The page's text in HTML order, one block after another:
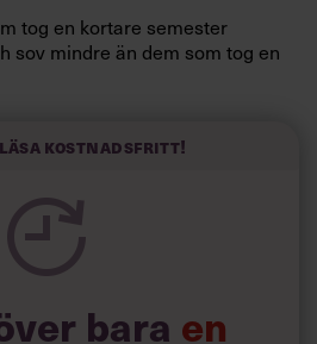
tog en kortare semester
sov mindre än dem som tog en
kunna uttyda att en längre
kostnadsfritt!
bara en